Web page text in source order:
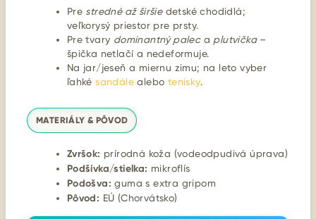
Pre stredné až širšiedetské chodidlá;
veľkorysý priestor pre prsty.
Pre tvary dominantný paleca plutvička–
špička netlačí a nedeformuje.
Na jar/jeseň a miernu zimu; na leto vyber
ľahkésandále alebo tenisky.
MATERIÁLY & PÔVOD
Zvršok: prírodná koža (vodeodpudivá úprava)
Podšívka/stielka: mikroflís
Podošva: guma s extra gripom
Pôvod: EÚ (Chorvátsko)